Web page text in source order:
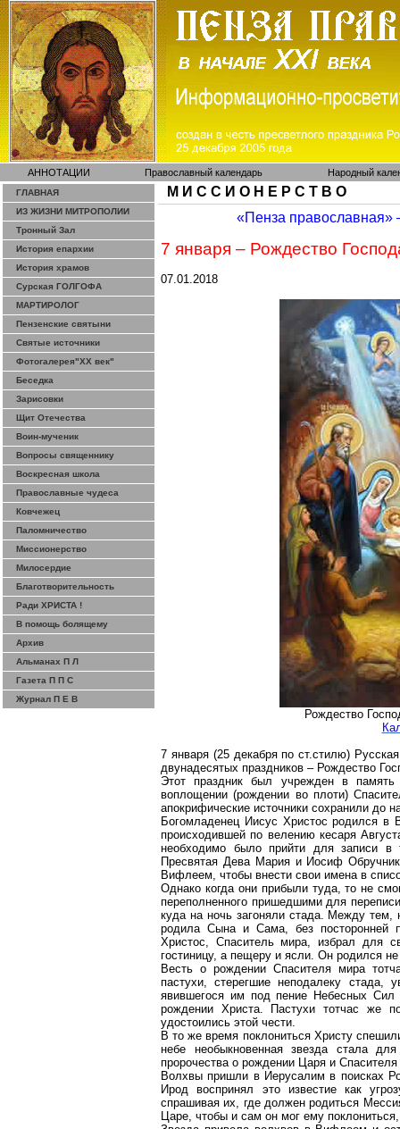
АННОТАЦИИ Православный календарь Народный
ГЛАВНАЯ
ИЗ ЖИЗНИ МИТРОПОЛИИ
Тронный Зал
История епархии
История храмов
Сурская ГОЛГОФА
МАРТИРОЛОГ
Пензенские святыни
Святые источники
Фотогалерея"ХХ век"
Беседка
Зарисовки
Щит Отечества
Воин-мученик
Вопросы священнику
Воскресная школа
Православные чудеса
Ковчежец
Паломничество
Миссионерство
Милосердие
Благотворительность
Ради ХРИСТА !
В помощь болящему
Архив
Альманах П Л
Газета П П С
Журнал П Е В
М И С С И О Н Е Р С Т В О
«Пенза православная»
7 января – Рождество
07.01.2018
Рождество
7 января (25 декабря по ст.стилю)
двунадесятых праздников – Рождество
Этот праздник был учрежден в
воплощении (рождении воплоти)
апокрифические источники сохранили до
БогомладенецИисус Христос родился в
происходившей по велению кесаря
необходимо было прийти для записи в
Пресвятая Дева Мария и ИосифОбручник
Вифлеем, чтобы внести свои имена в
Однако когда они прибыли туда, то не
переполненного пришедшими для
куда на ночь загоняли стада. Между
родила Сына иСама, без
Христос, Спаситель мира, избрал для
гостиницу, а пещеру и ясли. Он родился
Весть о рождении Спасителя мира
пастухи, стерегшие неподалеку стада,
явившегося им под пение Небесных
рождении Христа. Пастухи тотчас же
удостоились этой чести.
В то же время поклониться Христу
небе необыкновенная звезда стала
пророчества о рождении Царя и
Волхвы пришли в Иерусалим в поисках
Ирод воспринял это известие как
спрашивая их, где должен родиться
Царе, чтобы и сам он мог ему